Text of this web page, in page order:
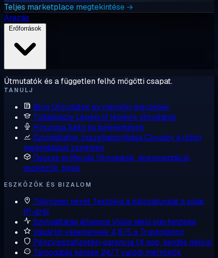
Teljes marketplace megtekintése →
Árazás
Útmutatók és a független felhő mögötti csapat.
TANULJ
Blog Útmutatók és mérnöki jegyzetek
Tudásbázis Lépésről lépésre útmutatók
HírszobaSajtó és bejelentések
Szolgáltatók összehasonlításaCloudzy a többi
megoldással szemben
Összes erőforrás Útmutatók, dokumentáció,
eszközök, hírek
ESZKÖZÖK ÉS BIZALOM
Tükrözési nézet Teszteld a hálózatunkat a saját
IP-dről
Szolgáltatás állapotaValós idejű elérhetőség
Vásárlói vélemények 4,6/5 a Trustpiloton
Pénzvisszafizetési garancia14 nap, kérdés nélkül
Támogatás kérése 24/7, valódi mérnökök